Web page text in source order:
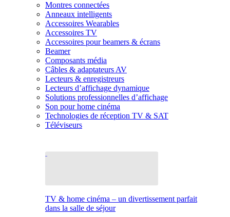
Montres connectées
Anneaux intelligents
Accessoires Wearables
Accessoires TV
Accessoires pour beamers & écrans
Beamer
Composants média
Câbles & adaptateurs AV
Lecteurs & enregistreurs
Lecteurs d’affichage dynamique
Solutions professionnelles d’affichage
Son pour home cinéma
Technologies de réception TV & SAT
Téléviseurs
TV & home cinéma – un divertissement parfait
dans la salle de séjour